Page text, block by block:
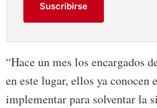
Suscribirse
“Hace un mes los encargados
en este lugar, ellos ya conocen
implementar para solventar la